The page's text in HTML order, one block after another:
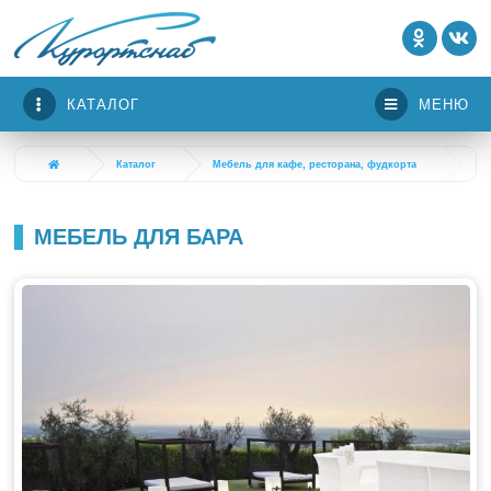
КАТАЛОГ МЕНЮ
Каталог Мебель для кафе, ресторана, фудкорта
МЕБЕЛЬ ДЛЯ БАРА